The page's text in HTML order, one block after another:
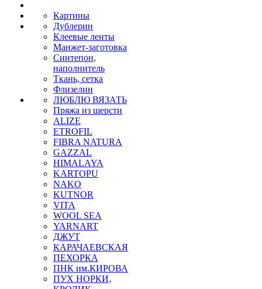
Картины
Дублерин
Клеевые ленты
Манжет-заготовка
Синтепон,
наполнитель
Ткань, сетка
Флизелин
ЛЮБЛЮ ВЯЗАТЬ
Пряжа из шерсти
ALIZE
ETROFIL
FIBRA NATURA
GAZZAL
HIMALAYA
KARTOPU
NAKO
KUTNOR
VITA
WOOL SEA
YARNART
ДЖУТ
КАРАЧАЕВСКАЯ
ПЕХОРКА
ПНК им.КИРОВА
ПУХ НОРКИ,